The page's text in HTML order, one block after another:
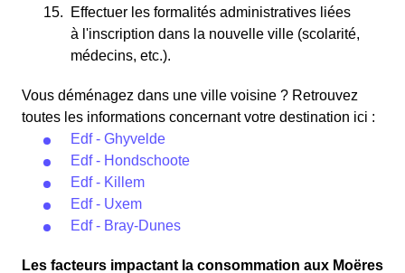
Effectuer les formalités administratives liées
à l'inscription dans la nouvelle ville (scolarité,
médecins, etc.).
Vous déménagez dans une ville voisine ? Retrouvez
toutes les informations concernant votre destination ici :
Edf - Ghyvelde
Edf - Hondschoote
Edf - Killem
Edf - Uxem
Edf - Bray-Dunes
Les facteurs impactant la consommation aux Moëres